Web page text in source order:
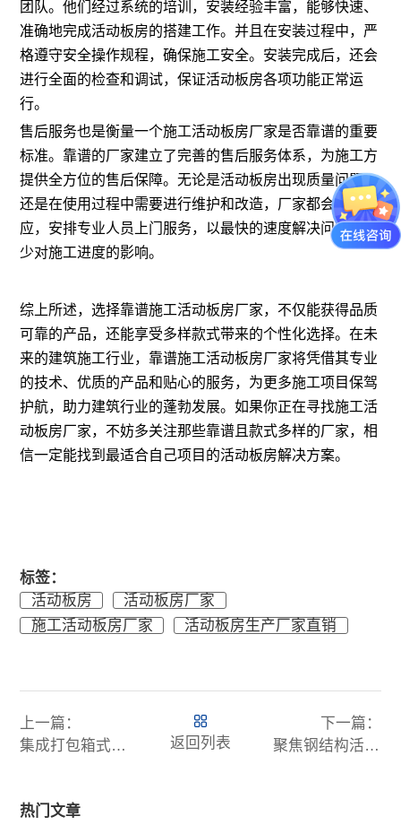
团队。他们经过系统的培训，安装经验丰富，能够快速、
准确地完成活动板房的搭建工作。并且在安装过程中，严
格遵守安全操作规程，确保施工安全。安装完成后，还会
进行全面的检查和调试，保证活动板房各项功能正常运
行。
售后服务也是衡量一个施工活动板房厂家是否靠谱的重要
标准。靠谱的厂家建立了完善的售后服务体系，为施工方
提供全方位的售后保障。无论是活动板房出现质量问题，
还是在使用过程中需要进行维护和改造，厂家都会及时响
应，安排专业人员上门服务，以最快的速度解决问题，减
少对施工进度的影响。
综上所述，选择靠谱施工活动板房厂家，不仅能获得品质
可靠的产品，还能享受多样款式带来的个性化选择。在未
来的建筑施工行业，靠谱施工活动板房厂家将凭借其专业
的技术、优质的产品和贴心的服务，为更多施工项目保驾
护航，助力建筑行业的蓬勃发展。如果你正在寻找施工活
动板房厂家，不妨多关注那些靠谱且款式多样的厂家，相
信一定能找到最适合自己项目的活动板房解决方案。
标签：
活动板房
活动板房厂家
施工活动板房厂家
活动板房生产厂家直销
上一篇：
集成打包箱式房屋，模块化设计，高效搭建
返回列表
下一篇：
聚焦钢结构活动板房厂家，解锁理想空间方案
热门文章